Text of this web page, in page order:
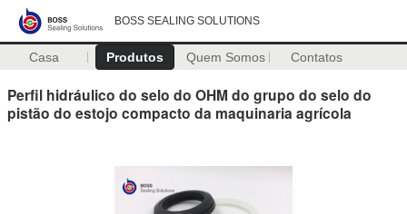
BOSS SEALING SOLUTIONS
Casa Produtos Quem Somos Contatos
Perfil hidráulico do selo do OHM do grupo do selo do
pistão do estojo compacto da maquinaria agrícola